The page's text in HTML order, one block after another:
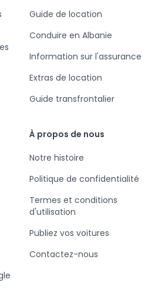
Guide de location
Conduire en Albanie
Information sur l'assurance
Extras de location
Guide transfrontalier
À propos de nous
Notre histoire
Politique de confidentialité
Termes et conditions
d'utilisation
Publiez vos voitures
Contactez-nous